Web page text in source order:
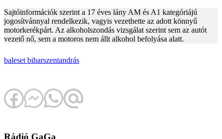
Sajtóinformációk szerint a 17 éves lány AM és A1 kategóriájú
jogosítvánnyal rendelkezik, vagyis vezethette az adott könnyű
motorkerékpárt. Az alkoholszondás vizsgálat szerint sem az autót
vezető nő, sem a motoros nem állt alkohol befolyása alatt.
baleset biharszentandrás